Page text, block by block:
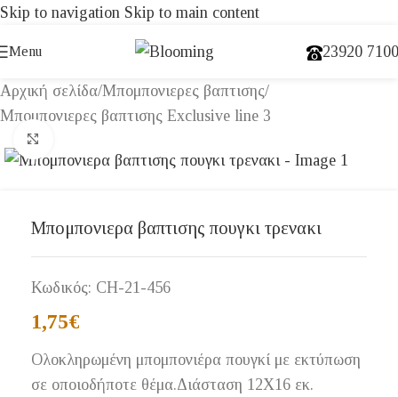
Skip to navigation Skip to main content
Menu 23920
Αρχική σελίδα/Μπομπονιερες βαπτισης/
Μπομπονιερες βαπτισης Exclusive line 3
Μπομπονιερα βαπτισης πουγκι τρενακι
Κωδικός: CH-21-456
1,75€
Ολοκληρωμένη μπομπονιέρα πουγκί με εκτύπωση
σε οποιοδήποτε θέμα.Διάσταση 12Χ16 εκ.